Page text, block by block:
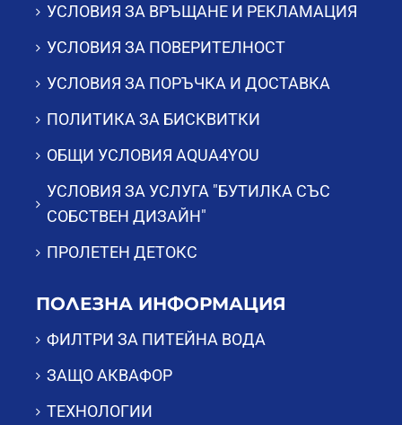
УСЛОВИЯ ЗА ВРЪЩАНЕ И РЕКЛАМАЦИЯ
УСЛОВИЯ ЗА ПОВЕРИТЕЛНОСТ
УСЛОВИЯ ЗА ПОРЪЧКА И ДОСТАВКА
ПОЛИТИКА ЗА БИСКВИТКИ
ОБЩИ УСЛОВИЯ AQUA4YOU
УСЛОВИЯ ЗА УСЛУГА "БУТИЛКА СЪС
СОБСТВЕН ДИЗАЙН"
ПРОЛЕТЕН ДЕТОКС
ПОЛЕЗНА ИНФОРМАЦИЯ
ФИЛТРИ ЗА ПИТЕЙНА ВОДА
ЗАЩО АКВАФОР
ТЕХНОЛОГИИ